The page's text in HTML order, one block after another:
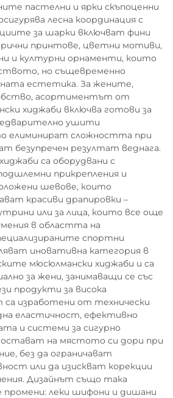
пастелни и ярки скъпоценни
лесна координация с
за шарки включват фини
принтове, цветни мотиви,
и културни орнаменти, които
но същевременно
естетика. За жените,
асортиментът от
хиджаби включва готови за
ушити
елиминират сложността при
безупречен резултат веднага.
са оборудвани с
прикрепления и
шевове, които
красиви драпировки –
или за лица, които все още
в областта на
спортни
иновативна категория в
мюсюлмански хиджаби и са
за жени, занимаващи се със
продукти за висока
изработени от технически
еластичност, ефективно
и системи за сигурно
остават на мястото си дори при
без да ограничават
или да изискват корекции
Дизайнът също така
леки шифони и дишани